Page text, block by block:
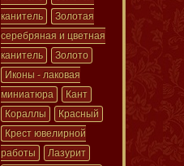
канитель
Золотая
серебряная и цветная
канитель
Золото
Иконы - лаковая
миниатюра
Кант
Кораллы
Красный
Крест ювелирной
работы
Лазурит